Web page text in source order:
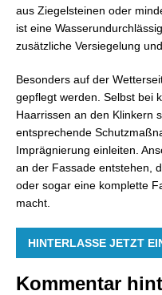
aus Ziegelsteinen oder
ist eine
zusätzliche Versiegelung
Besonders auf der
gepflegt werden. Selbst bei
Haarrissen an den Klinkern
entsprechende
Imprägnierung einleiten.
an der Fassade entstehen,
oder sogar eine komplette
macht.
HINTERLASSE JETZT
Kommentar